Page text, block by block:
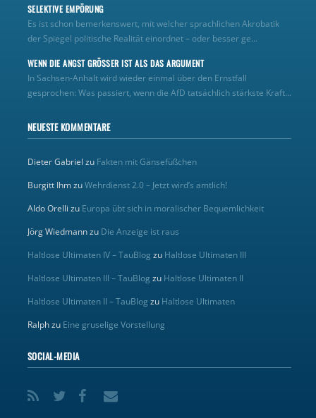
SELEKTIVE EMPÖRUNG
Es ist schon bemerkenswert, mit welcher sprachlichen Akrobatik
der Spiegel politische Realität einordnet – oder besser ge...
WENN DIE ANGST GRÖSSER IST ALS DAS ARGUMENT
In Sachsen-Anhalt wird wieder einmal über den Ernstfall
gesprochen: Was passiert, wenn die AfD tatsächlich stärkste Kraft...
NEUESTE KOMMENTARE
Dieter Gabriel zu Fakten mit Gänsefüßchen
Burgitt IhmzuWehrdienst 2.0 – Jetzt wird’s amtlich!
Aldo Orelli zu Europa übt sich in moralischer Bequemlichkeit
Jörg Wiedmannzu Die Anzeige ist raus
Haltlose Ultimaten IV – TauBlog zu Haltlose Ultimaten III
Haltlose Ultimaten III – TauBlog zu Haltlose Ultimaten II
Haltlose Ultimaten II – TauBlog zu Haltlose Ultimaten
Ralphzu Eine gruselige Vorstellung
SOCIAL-MEDIA